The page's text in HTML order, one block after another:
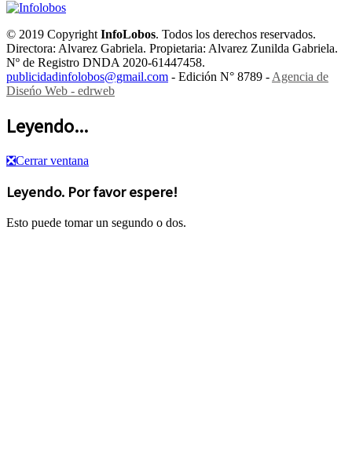
© 2019 CopyrightInfoLobos. Todos los derechos reservados.
Directora: Alvarez Gabriela. Propietaria: Alvarez Zunilda Gabriela.
Nº de Registro DNDA 2020-61447458.
publicidadinfolobos@gmail.com - Edición N° 8789 -Agencia de
Diseńo Web - edrweb
Leyendo...
❎Cerrar ventana
Leyendo. Por favor espere!
Esto puede tomar un segundo o dos.